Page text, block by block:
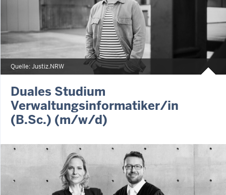
Quelle: Justiz.NRW
Duales Studium
Verwaltungsinformatiker/in
(B.Sc.) (m/w/d)